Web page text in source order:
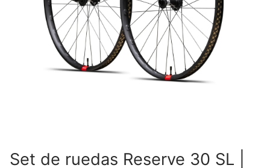
Set de ruedas Reserve 30 SL |